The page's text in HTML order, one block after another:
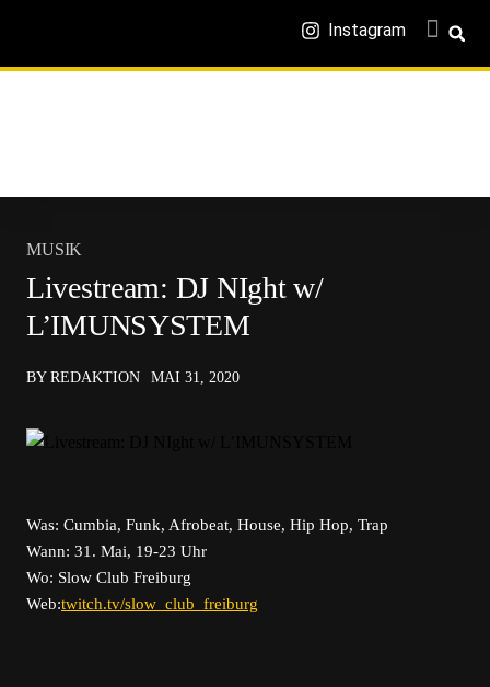
Instagram
MUSIK
Livestream: DJ NIght w/
L’IMUNSYSTEM
BY REDAKTION MAI 31, 2020
Was: Cumbia, Funk, Afrobeat, House, Hip Hop, Trap
Wann: 31. Mai, 19-23 Uhr
Wo: Slow Club Freiburg
Web:twitch.tv/slow_club_freiburg